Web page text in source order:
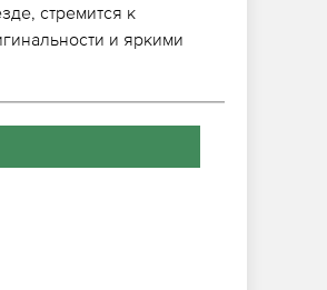
стремится к
и яркими